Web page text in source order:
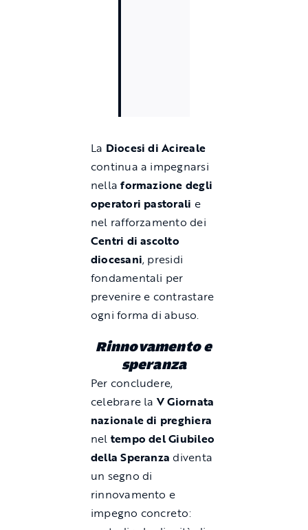
La Diocesi di Acireale
continua a impegnarsi
nellaformazione degli
operatori pastorali e
nel rafforzamento dei
Centri di ascolto
diocesani, presidi
fondamentali per
prevenire e contrastare
ogni forma di abuso.
Rinnovamento e
speranza
Per concludere,
celebrare la V Giornata
nazionale di preghiera
nel tempo del Giubileo
della Speranza diventa
un segno di
rinnovamento e
impegno concreto: